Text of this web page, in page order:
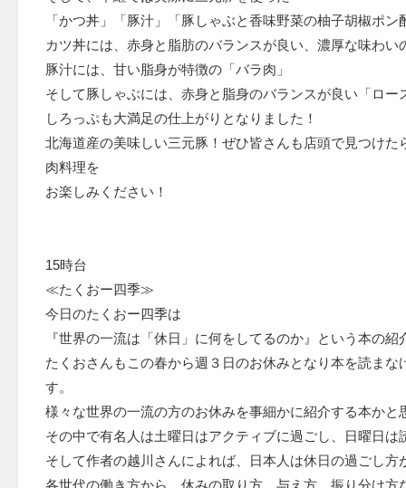
「かつ丼」「豚汁」「豚しゃぶと香味野菜の柚子胡椒ポ
カツ丼には、赤身と脂肪のバランスが良い、濃厚な味わい
豚汁には、甘い脂身が特徴の「バラ肉」
そして豚しゃぶには、赤身と脂身のバランスが良い「ロー
しろっぷも大満足の仕上がりとなりました！
北海道産の美味しい三元豚！ぜひ皆さんも店頭で見つけ
肉料理を
お楽しみください！
15時台
≪たくおー四季≫
今日のたくおー四季は
『世界の一流は「休日」に何をしてるのか』という本の紹
たくおさんもこの春から週３日のお休みとなり本を読まな
す。
様々な世界の一流の方のお休みを事細かに紹介する本かと
その中で有名人は土曜日はアクティブに過ごし、日曜日は
そして作者の越川さんによれば、日本人は休日の過ごし方